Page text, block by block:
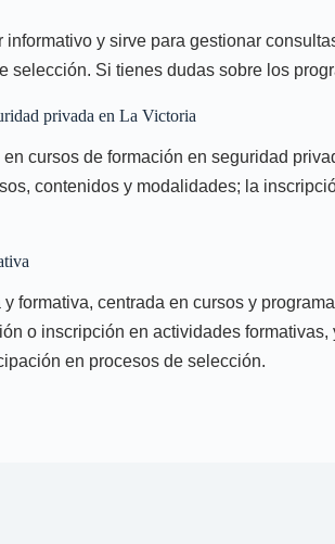
y sirve para gestionar
selección. Si tienes dudas sobre los
privada en La Victoria
cursos de formación en seguridad
contenidos y modalidades; la
formativa, centrada en cursos y
o inscripción en actividades
en procesos de selección.